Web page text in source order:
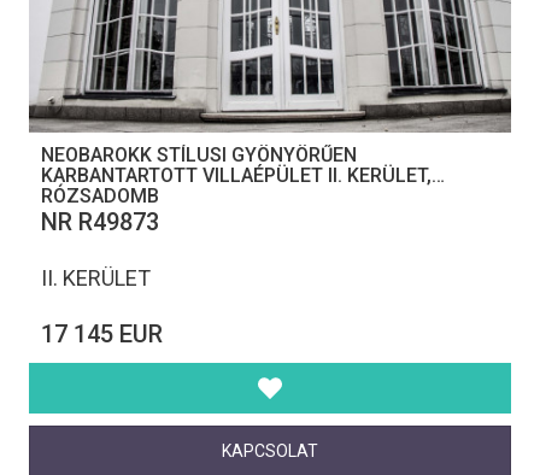
NEOBAROKK STÍLUSI GYÖNYÖRŰEN
KARBANTARTOTT VILLAÉPÜLET II. KERÜLET,
RÓZSADOMB
NR R49873
II. KERÜLET
17 145 EUR
KAPCSOLAT